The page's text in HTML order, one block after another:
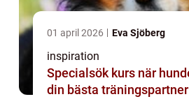
01 april 2026 Eva Sjöberg
inspiration
Specialsök kurs när hundens nos blir
din bästa träningspartner